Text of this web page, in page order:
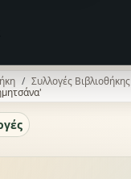
Συλλογές Βιβλιοθήκης